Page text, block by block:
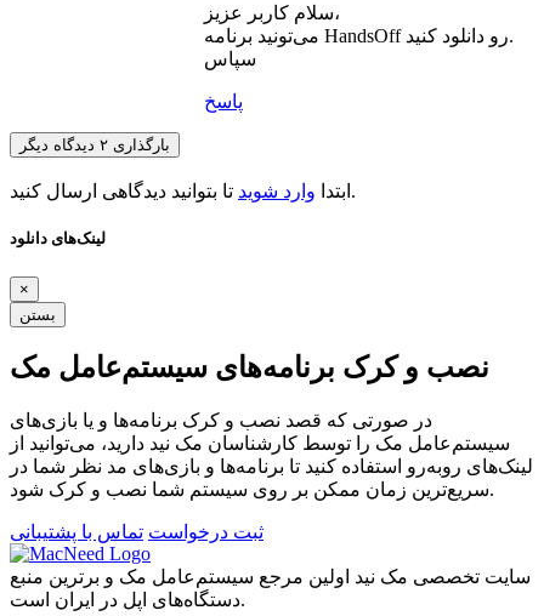
سلام کاربر عزیز،
می‌تونید برنامه HandsOff رو دانلود کنید.
سپاس
پاسخ
بارگذاری ۲ دیدگاه دیگر
ابتدا وارد شوید تا بتوانید دیدگاهی ارسال کنید.
لینک‌های دانلود
×
بستن
نصب و کرک برنامه‌های سیستم‌عامل مک
در صورتی که قصد نصب و کرک برنامه‌ها و یا بازی‌های
سیستم‌عامل مک را توسط کارشناسان مک نید دارید، می‌توانید از
لینک‌های رو‌به‌رو استفاده کنید تا برنامه‌ها و بازی‌های مد نظر شما در
سریع‌ترین زمان ممکن بر روی سیستم شما نصب و کرک شود.
ثبت درخواست تماس با پشتیبانی
سایت تخصصی مک نید اولین مرجع سیستم‌عامل مک و برترین منبع
دستگاه‌های اپل در ایران است.